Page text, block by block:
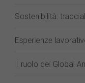
Sostenibilità:
Esperienze
Il ruolo dei Global